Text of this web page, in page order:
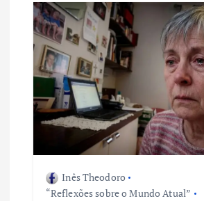
Inês Theodoro
“Reflexões sobre o Mundo Atual”